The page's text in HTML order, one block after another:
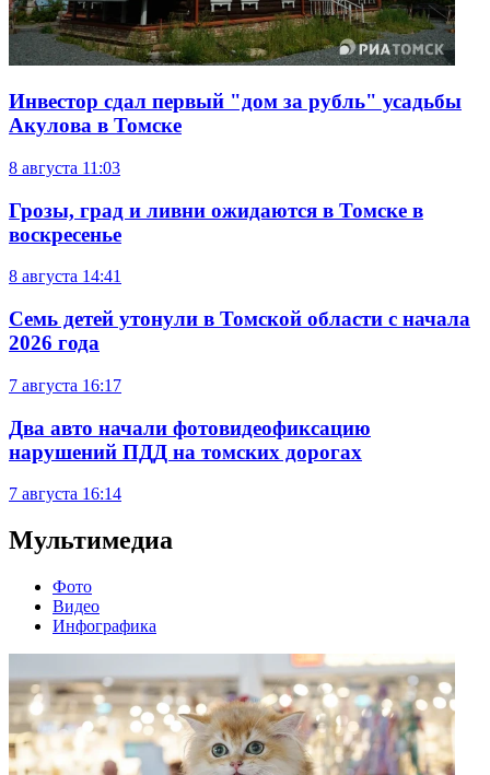
Инвестор сдал первый "дом за рубль" усадьбы
Акулова в Томске
8 августа 11:03
Грозы, град и ливни ожидаются в Томске в
воскресенье
8 августа 14:41
Семь детей утонули в Томской области с начала
2026 года
7 августа 16:17
Два авто начали фотовидеофиксацию
нарушений ПДД на томских дорогах
7 августа 16:14
Мультимедиа
Фото
Видео
Инфографика